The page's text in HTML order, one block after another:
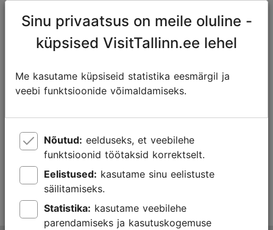
Kontaktandmed
Niguliste 2 (
10146 Tallinn, Eesti
E-post:info@visittallinn.ee
www.visittallinn.ee
Kas lehe sisu vastas Sinu ootustele?
Sinu privaatsus on meile oluline -
küpsised VisitTallinn.ee lehel
Me kasutame küpsiseid statistika eesmärgil ja
veebi funktsioonide võimaldamiseks.
Nõutud:
funktsioonid töötaksid korrektselt.
Eelistused:
säilitamiseks.
Statistika:
parendamiseks ja kasutuskogemuse